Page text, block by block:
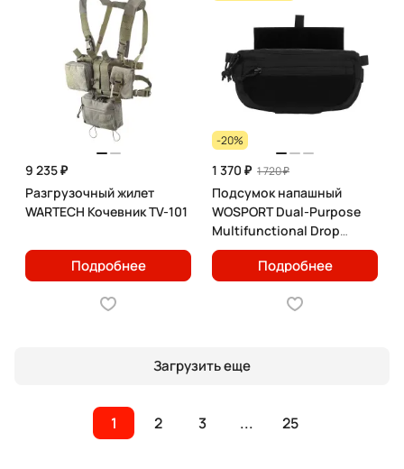
9 235 ₽
Разгрузочный жилет
WARTECH Кочевник TV-101
Подробнее
-20%
1 370 ₽ 1 720 ₽
Подсумок напашный
WOSPORT Dual-Purpose
Multifunctional Drop
Pouch
Подробнее
Загрузить еще
1 2 3 ... 25